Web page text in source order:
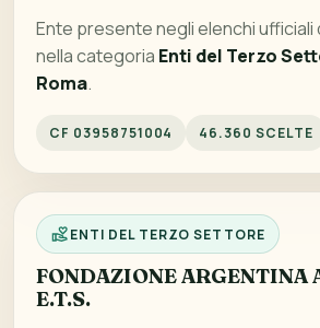
Ente presente negli elenchi ufficiali
nella categoria Enti del Terzo
Roma.
CF 03958751004 46.360 SCELTE
ENTI DEL TERZO SETTORE
FONDAZIONE ARGENTINA
E.T.S.